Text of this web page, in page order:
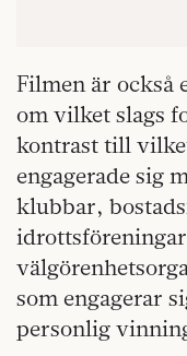
Filmen är också
om vilket slags
kontrast till
engagerade sig
klubbar,
som engagerar
personlig